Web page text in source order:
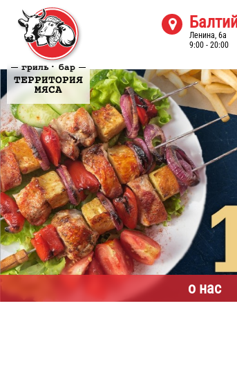
гриль· бар
ТЕРРИТОРИЯ
МЯСА

Ленина, 6а
9:00 - 20:00
о нас